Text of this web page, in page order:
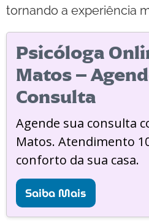
tornando a experiência
Psicóloga
Matos –
Consulta
Agende sua consulta
Matos. Atendimento
conforto da sua casa.
Saiba Mais